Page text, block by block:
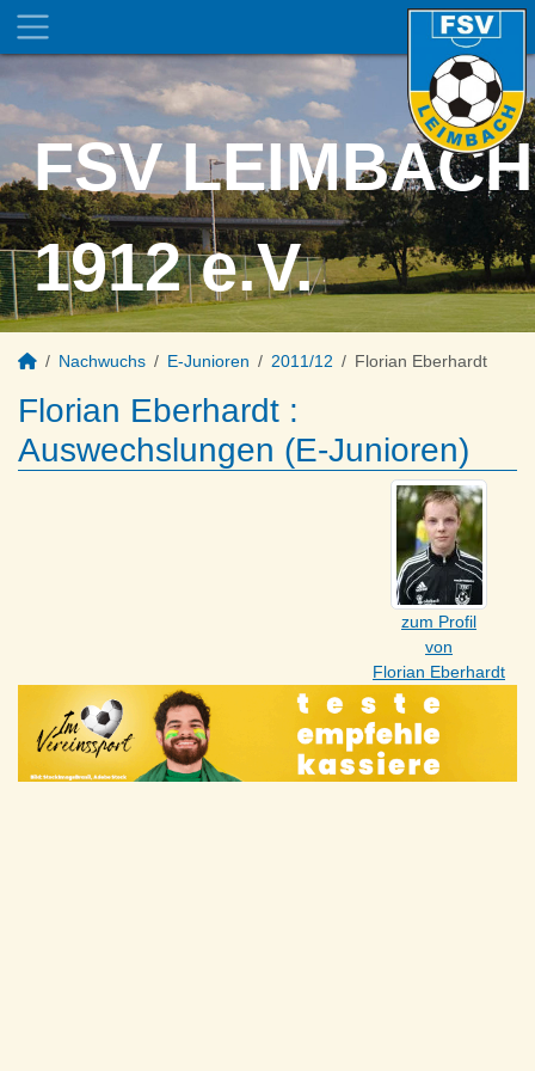
FSV LEIMBACH
1912 e.V.
Nachwuchs E-Junioren 2011/12 Florian Eberhardt
Florian Eberhardt :
Auswechslungen (E-Junioren)
zum Profil
von
Florian Eberhardt